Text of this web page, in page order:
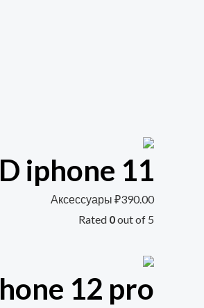
iphone 11
Аксессуары ₽390.00
Rated 0out of 5
12 pro